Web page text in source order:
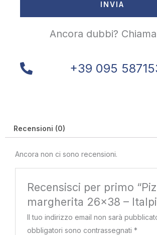
INVIA
Ancora dubbi?
+39 095
Recensioni (0)
Ancora non ci sono recensioni.
Recensisci per primo
margherita 26×38 –
Il tuo indirizzo email non sarà
obbligatori sono contrassegnati*